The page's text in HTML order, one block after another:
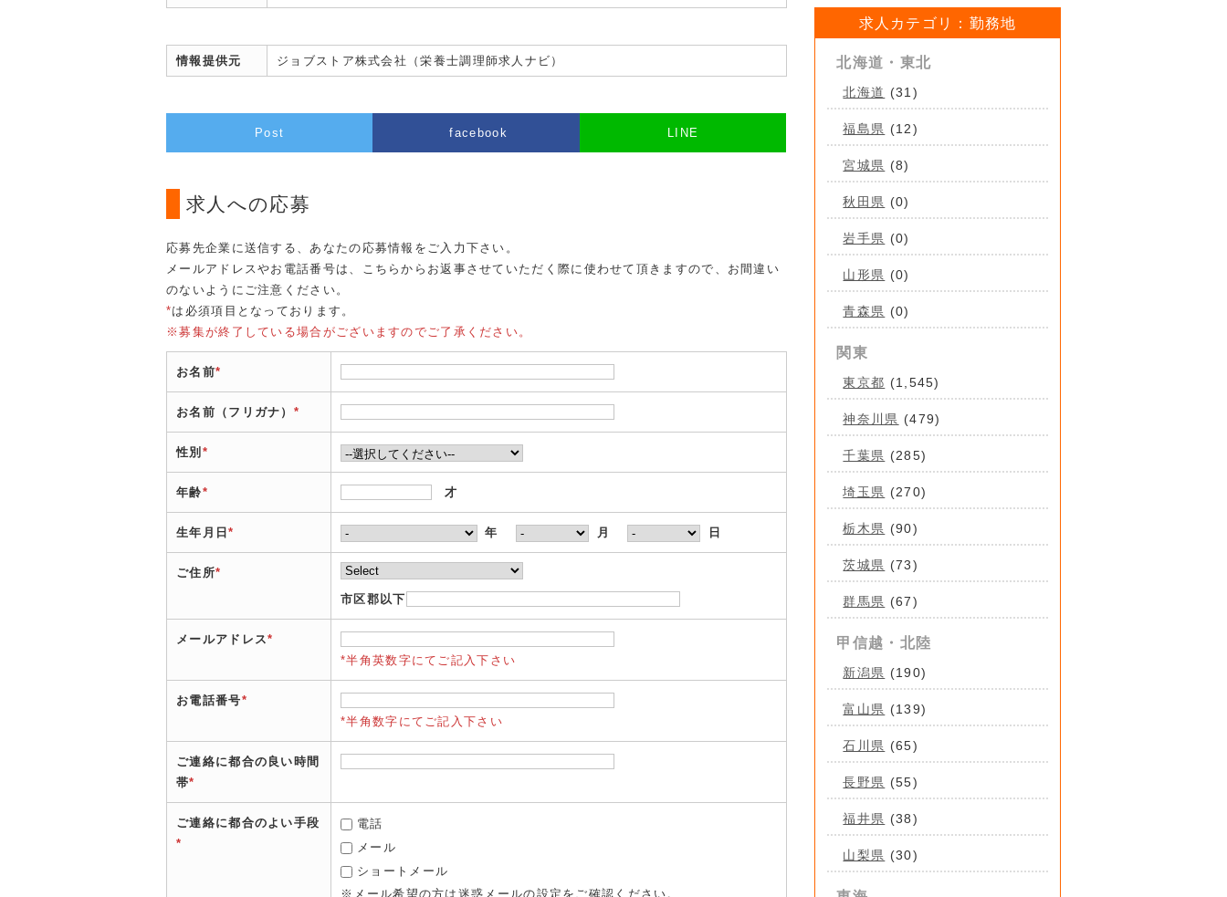
情報提供元 ジョブストア株式会社（栄養士調理師求人ナビ）
Post facebook LINE
求人への応募
応募先企業に送信する、あなたの応募情報をご入力下さい。
メールアドレスやお電話番号は、こちらからお返事させていただく際に使わせて頂きますので、お間違い
のないようにご注意ください。
*は必須項目となっております。
※募集が終了している場合がございますのでご了承ください。
お名前*
お名前（フリガナ） *
性別 *
年齢* 才
生年月日* 年 月 日
ご住所*
市区郡以下
メールアドレス*
*半角英数字にてご記入下さい
お電話番号*
*半角数字にてご記入下さい
ご連絡に都合の良い時間
帯*
ご連絡に都合のよい手段
*
電話
メール
ショートメール
※メール希望の方は迷惑メールの設定をご確認ください。
求人カテゴリ：勤務地
北海道・東北
北海道 (31)
福島県 (12)
宮城県 (8)
秋田県 (0)
岩手県 (0)
山形県 (0)
青森県 (0)
関東
東京都 (1,545)
神奈川県 (479)
千葉県 (285)
埼玉県 (270)
栃木県 (90)
茨城県 (73)
群馬県 (67)
甲信越・北陸
新潟県 (190)
富山県 (139)
石川県 (65)
長野県 (55)
福井県 (38)
山梨県 (30)